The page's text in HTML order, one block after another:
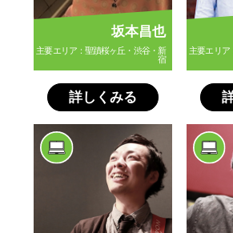
坂本昌也
主要エリア：聖蹟桜ヶ丘・渋谷・新
宿
詳しくみる
主要エリア